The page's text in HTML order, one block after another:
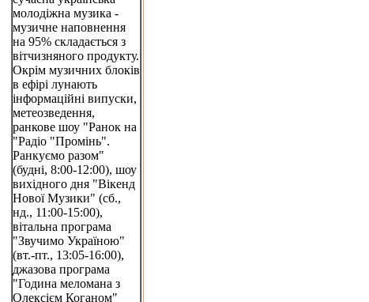
молодіжна музика -
музичне наповнення
на 95% складається з
вітчизняного продукту.
Окрім музичних блоків
в ефірі лунають
інформаційні випуски,
метеозведення,
ранкове шоу "Ранок на
"Радіо "Промінь".
Ранкуємо разом"
(будні, 8:00-12:00), шоу
вихідного дня "Вікенд
Нової Музики" (сб.,
нд., 11:00-15:00),
вітальна програма
"Звучимо Україною"
(вт.-пт., 13:05-16:00),
джазова програма
"Година меломана з
Олексієм Коганом"